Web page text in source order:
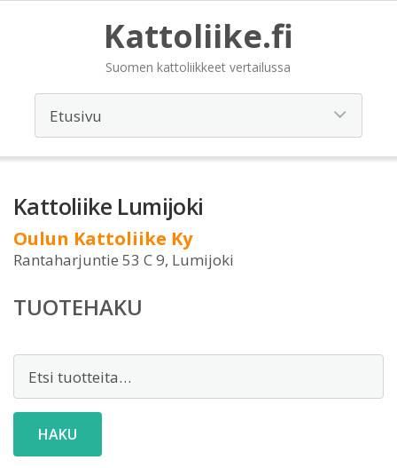
Kattoliike.fi
Suomen kattoliikkeet vertailussa
Kattoliike Lumijoki
Oulun Kattoliike Ky
Rantaharjuntie 53 C 9, Lumijoki
TUOTEHAKU
HAKU